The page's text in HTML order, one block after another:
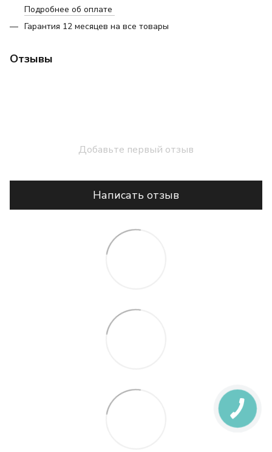
Подробнее об оплате
Гарантия 12 месяцев на все товары
Отзывы
Добавьте первый отзыв
Написать отзыв